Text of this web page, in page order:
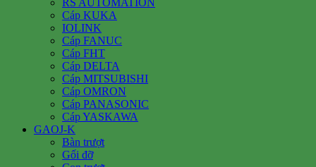
Cáp KUKA
IOLINK
Cáp FANUC
Cáp FHT
Cáp DELTA
Cáp MITSUBISHI
Cáp OMRON
Cáp PANASONIC
Cáp YASKAWA
GAOJ-K
Bàn trượt
Gối đỡ